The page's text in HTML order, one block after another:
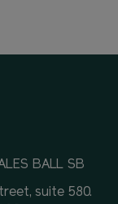
BALL SB
suite 580.